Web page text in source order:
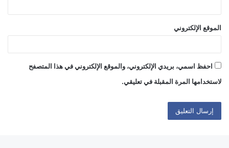
الموقع الإلكتروني
احفظ اسمي، بريدي الإلكتروني، والموقع الإلكتروني في هذا المتصفح
لاستخدامها المرة المقبلة في تعليقي.